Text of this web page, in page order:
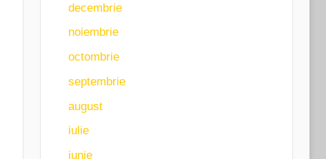
decembrie
noiembrie
octombrie
septembrie
august
iulie
iunie